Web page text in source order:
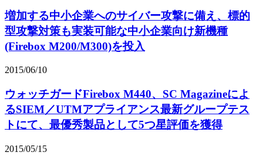
増加する中小企業へのサイバー攻撃に備え、標的
型攻撃対策も実装可能な中小企業向け新機種
(Firebox M200/M300)を投入
2015/06/10
ウォッチガードFirebox M440、SC Magazineによ
るSIEM／UTMアプライアンス最新グループテス
トにて、最優秀製品として5つ星評価を獲得
2015/05/15